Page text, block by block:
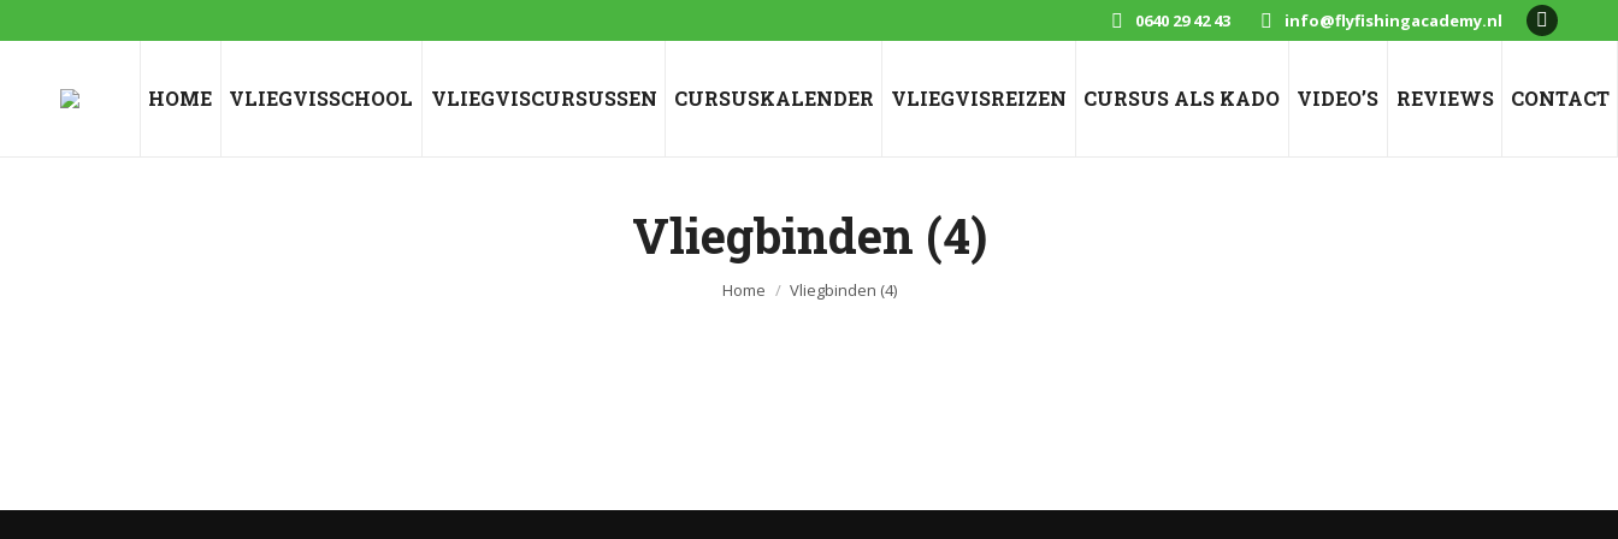
0640 29 42 43 info@flyfishingacademy.nl
opens
HOME VLIEGVISSCHOOL VLIEGVISCURSUSSEN CURSUSKALENDER VLIEGVISREIZEN CURSUS ALS KADO VIDEO’S REVIEWS CONTACT
Vliegbinden (4)
Je bent hier:
Home Vliegbinden (4)